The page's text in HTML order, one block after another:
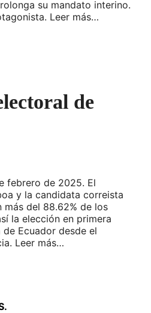
su mandato interino.
Leer más…
de
febrero de 2025. El
y la candidata correista
más del 88.62% de los
la elección en primera
Ecuador desde el
Leer más…